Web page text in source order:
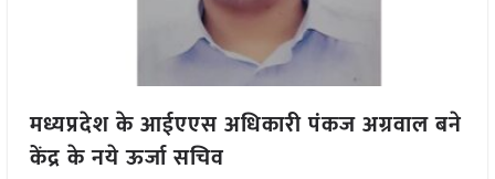
मध्यप्रदेश के आईएएस अधिकारी पंकज अग्रवाल बने
केंद्र के नये ऊर्जा सचिव